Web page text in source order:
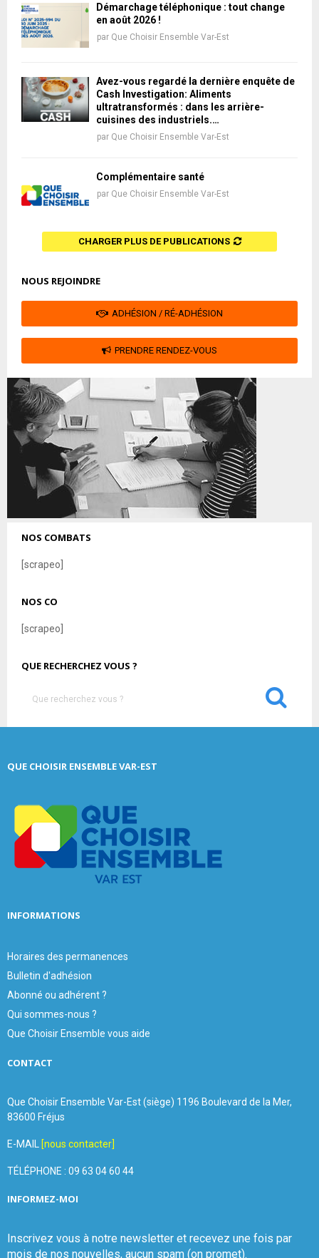
Démarchage téléphonique : tout change
en août 2026 !
par Que Choisir Ensemble Var-Est
Avez-vous regardé la dernière enquête de
Cash Investigation: Aliments
ultratransformés : dans les arrière-
cuisines des industriels.…
par Que Choisir Ensemble Var-Est
Complémentaire santé
par Que Choisir Ensemble Var-Est
CHARGER PLUS DE PUBLICATIONS
NOUS REJOINDRE
ADHÉSION / RÉ-ADHÉSION
PRENDRE RENDEZ-VOUS
NOS COMBATS
[scrapeo]
NOS CO
[scrapeo]
QUE RECHERCHEZ VOUS ?
h
S
QUE CHOISIR ENSEMBLE VAR-EST
INFORMATIONS
Horaires des permanences
Bulletin d'adhésion
Abonné ou adhérent ?
Qui sommes-nous ?
Que Choisir Ensemble vous aide
CONTACT
Que Choisir Ensemble Var-Est (siège) 1196 Boulevard de la Mer,
83600 Fréjus
E-MAIL [nous contacter]
TÉLÉPHONE : 09 63 04 60 44
INFORMEZ-MOI
Inscrivez vous à notre newsletter et recevez une fois par
mois de nos nouvelles, aucun spam (on promet).